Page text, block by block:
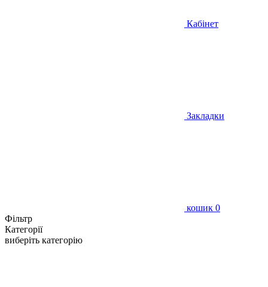
Кабінет
Закладки
кошик 0
Фільтр
Категорії
виберіть категорію